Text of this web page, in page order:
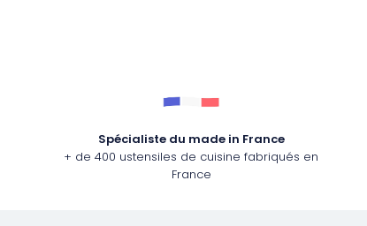
Spécialiste du made in France
+ de 400 ustensiles de cuisine fabriqués en
France